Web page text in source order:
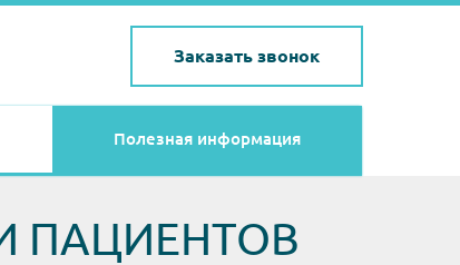
Заказать звонок
Полезная информация
ПАЦИЕНТОВ